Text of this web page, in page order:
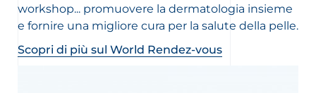
workshop... promuovere la dermatologia insieme
e fornire una migliore cura per la salute della pelle.
Scopri di più sul World Rendez-vous